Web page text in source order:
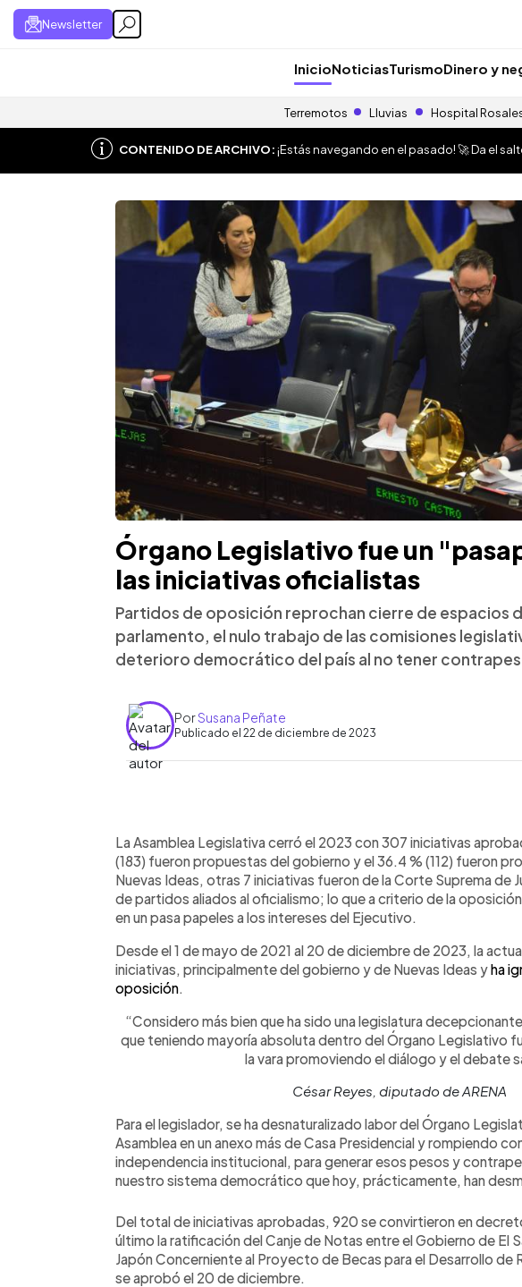
Newsletter
InicioNoticiasTurismoDinero y
Terremotos Lluvias Hospital
CONTENIDO DE ARCHIVO:¡Estás navegando en el pasado! 🚀 Da el
Órgano Legislativo fue un
las iniciativas oficialistas
Partidos de oposición reprochan cierre de espacios
parlamento, el nulo trabajo de las comisiones
deterioro democrático del país al no tener
PorSusana Peñate
Publicado el 22 de diciembre de 2023
► Escuchar artículo
La Asamblea Legislativa cerró el 2023 con 307 iniciativas
(183) fueron propuestas del gobierno y el 36.4 % (112) fueron
Nuevas Ideas, otras 7 iniciativas fueron de la Corte Suprema de
de partidos aliados al oficialismo; lo que a criterio de la
en un pasa papeles a los intereses del Ejecutivo.
Desde el 1 de mayo de 2021 al 20 de diciembre de 2023, la
iniciativas, principalmente del gobierno y de Nuevas Ideas yha
oposición
“Considero más bien que ha sido una legislatura
que teniendo mayoría absoluta dentro del Órgano Legislativo
la vara promoviendo el diálogo y el debate
César Reyes, diputado de ARENA
Para el legislador, se ha desnaturalizado labor del Órgano
Asamblea en un anexo más de Casa Presidencial y rompiendo
independencia institucional, para generar esos pesos y
nuestro sistema democrático que hoy, prácticamente, han
Del total de iniciativas aprobadas, 920 se convirtieron en
último la ratificación del Canje de Notas entre el Gobierno de El
Japón Concerniente al Proyecto de Becas para el Desarrollo de
se aprobó el 20 de diciembre.